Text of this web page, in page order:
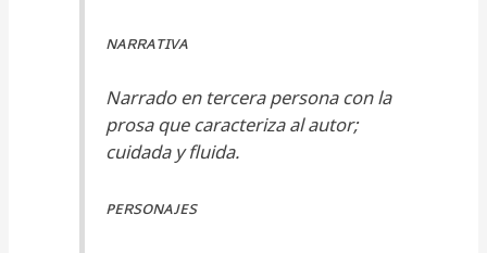
ɴᴀʀʀᴀᴛɪᴠᴀ
Narrado en tercera persona con la
prosa que caracteriza al autor;
cuidada y fluida.
ᴘᴇʀsᴏɴᴀᴊᴇs